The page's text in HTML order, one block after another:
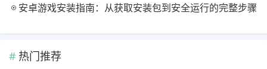
安卓游戏安装指南：从获取安装包到安全运行的完整步骤
热门推荐